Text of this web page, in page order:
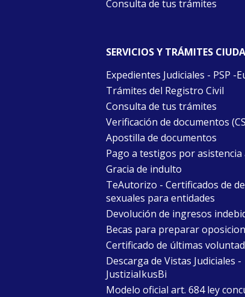
Consulta de tus trámites
SERVICIOS Y TRÁMITES
Expedientes Judiciales - PSP -
Trámites del Registro Civil
Consulta de tus trámites
Verificación de documentos
Apostilla de documentos
Pago a testigos por asistencia
Gracia de indulto
TeAutorizo - Certificados de
sexuales para entidades
Devolución de ingresos
Becas para preparar
Certificado de últimas
Descarga de Vistas Judiciales -
JustiziaIkusBi
Modelo oficial art. 684 ley